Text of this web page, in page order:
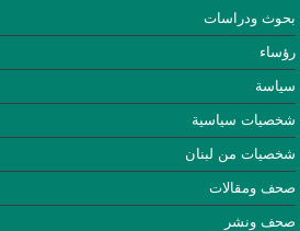
بحوث ودراسات
رؤساء
سياسة
شخصيات سياسية
شخصيات من لبنان
صحف ومقالات
صحف ونشر